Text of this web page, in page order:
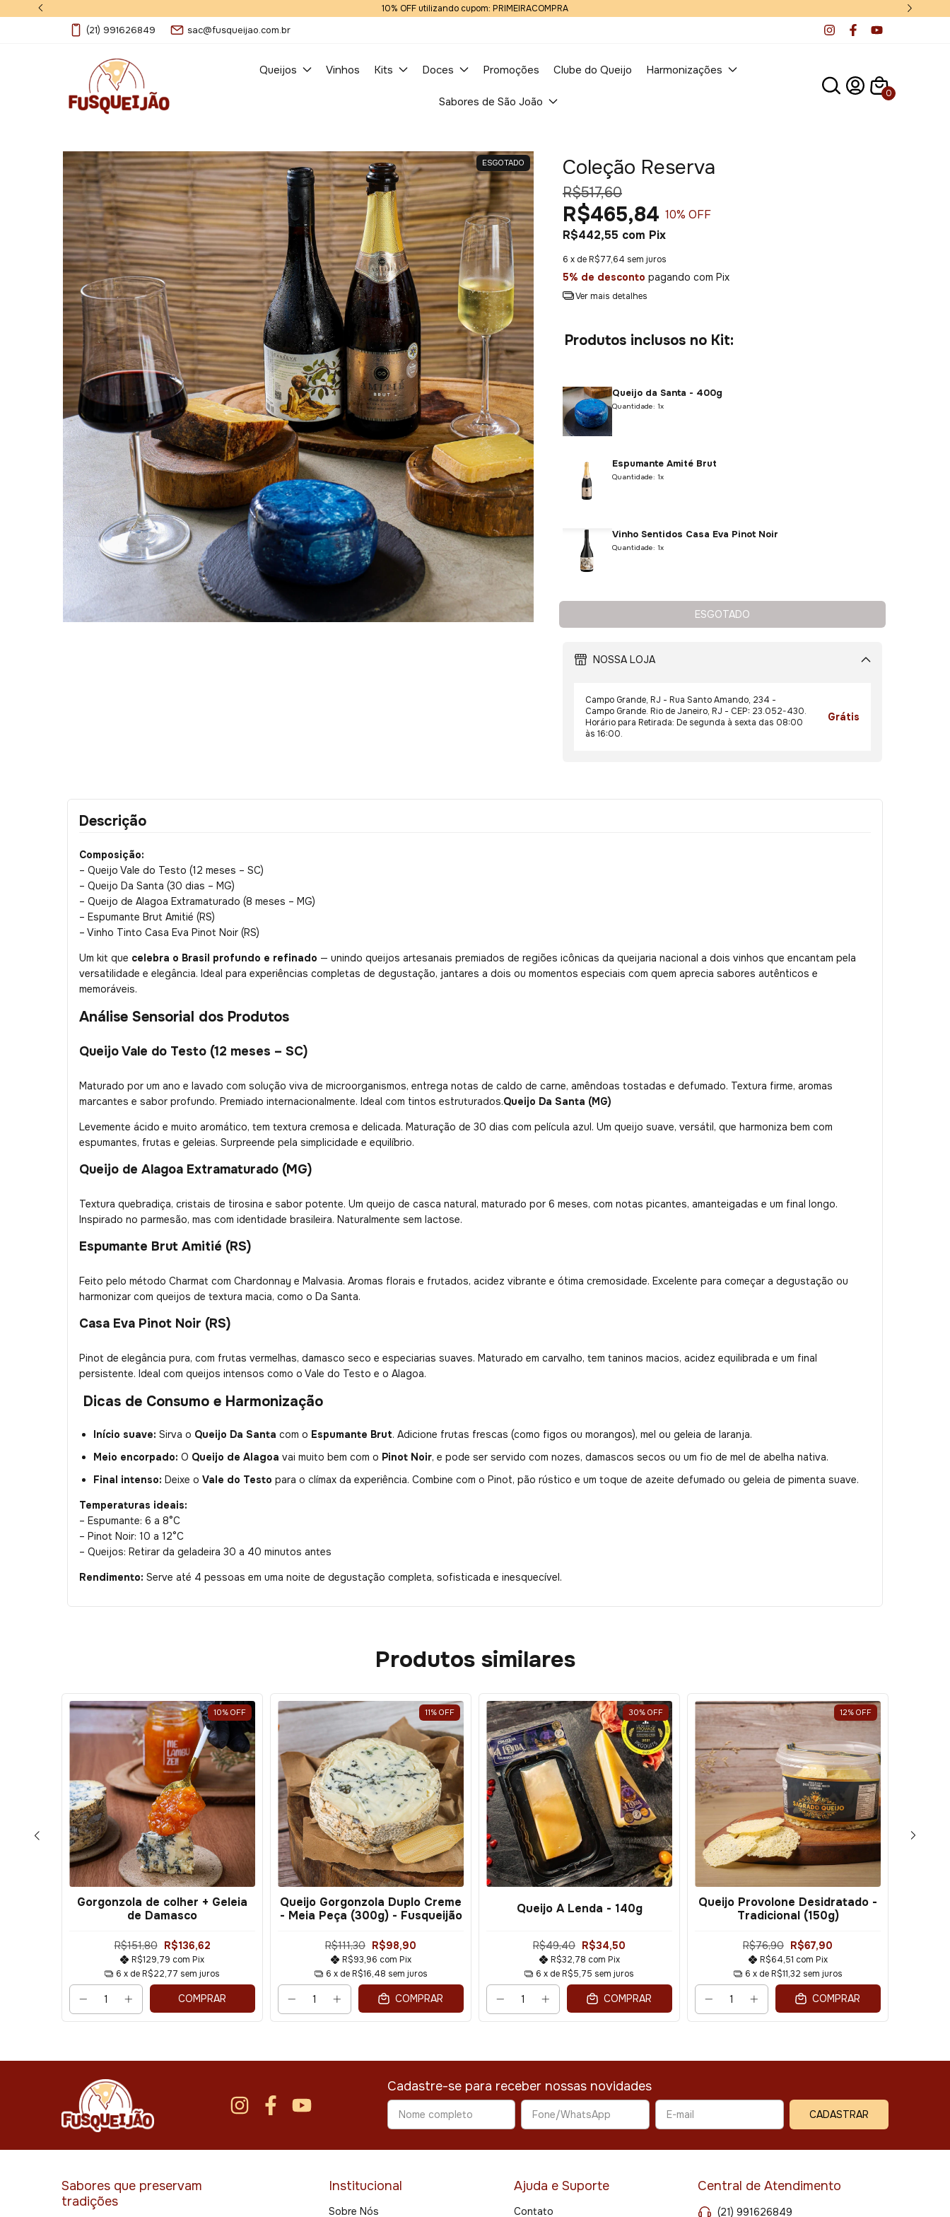
10% OFF utilizando cupom: PRIMEIRACOMPRA
(21) 991626849 sac@fusqueijao.com.br
Queijos Vinhos Kits Doces Promoções Clube do Queijo Harmonizações
Sabores de São João
0
ESGOTADO Coleção Reserva
R$517,60
R$465,84 10% OFF
R$442,55 com Pix
6 x de R$77,64 sem juros
5% de desconto pagando com Pix
Ver mais detalhes
Produtos inclusos no Kit:
Queijo da Santa - 400g
Quantidade: 1x
Espumante Amité Brut
Quantidade: 1x
Vinho Sentidos Casa Eva Pinot Noir
Quantidade: 1x
Queijo de Alagoa Extramaturado
ESGOTADO
NOSSA LOJA
Campo Grande, RJ - Rua Santo Amando, 234 -
Campo Grande. Rio de Janeiro, RJ - CEP: 23.052-430.
Horário para Retirada: De segunda à sexta das 08:00
às 16:00.
Grátis
Descrição
Composição:
– Queijo Vale do Testo (12 meses – SC)
– Queijo Da Santa (30 dias – MG)
– Queijo de Alagoa Extramaturado (8 meses – MG)
– Espumante Brut Amitié (RS)
– Vinho Tinto Casa Eva Pinot Noir (RS)
Um kit que celebra o Brasil profundo e refinado — unindo queijos artesanais premiados de regiões icônicas da queijaria nacional a dois vinhos que encantam pela
versatilidade e elegância. Ideal para experiências completas de degustação, jantares a dois ou momentos especiais com quem aprecia sabores autênticos e
memoráveis.
Análise Sensorial dos Produtos
Queijo Vale do Testo (12 meses – SC)
Maturado por um ano e lavado com solução viva de microorganismos, entrega notas de caldo de carne, amêndoas tostadas e defumado. Textura firme, aromas
marcantes e sabor profundo. Premiado internacionalmente. Ideal com tintos estruturados.Queijo Da Santa (MG)
Levemente ácido e muito aromático, tem textura cremosa e delicada. Maturação de 30 dias com película azul. Um queijo suave, versátil, que harmoniza bem com
espumantes, frutas e geleias. Surpreende pela simplicidade e equilíbrio.
Queijo de Alagoa Extramaturado (MG)
Textura quebradiça, cristais de tirosina e sabor potente. Um queijo de casca natural, maturado por 6 meses, com notas picantes, amanteigadas e um final longo.
Inspirado no parmesão, mas com identidade brasileira. Naturalmente sem lactose.
Espumante Brut Amitié (RS)
Feito pelo método Charmat com Chardonnay e Malvasia. Aromas florais e frutados, acidez vibrante e ótima cremosidade. Excelente para começar a degustação ou
harmonizar com queijos de textura macia, como o Da Santa.
Casa Eva Pinot Noir (RS)
Pinot de elegância pura, com frutas vermelhas, damasco seco e especiarias suaves. Maturado em carvalho, tem taninos macios, acidez equilibrada e um final
persistente. Ideal com queijos intensos como o Vale do Testo e o Alagoa.
Dicas de Consumo e Harmonização
Início suave: Sirva o Queijo Da Santa com o Espumante Brut. Adicione frutas frescas (como figos ou morangos), mel ou geleia de laranja.
Meio encorpado: O Queijo de Alagoa vai muito bem com o Pinot Noir, e pode ser servido com nozes, damascos secos ou um fio de mel de abelha nativa.
Final intenso: Deixe o Vale do Testo para o clímax da experiência. Combine com o Pinot, pão rústico e um toque de azeite defumado ou geleia de pimenta suave.
Temperaturas ideais:
– Espumante: 6 a 8°C
– Pinot Noir: 10 a 12°C
– Queijos: Retirar da geladeira 30 a 40 minutos antes
Rendimento: Serve até 4 pessoas em uma noite de degustação completa, sofisticada e inesquecível.
Produtos similares
10% OFF
Gorgonzola de colher + Geleia
de Damasco
R$151,80 R$136,62
R$129,79 com Pix
6 x de R$22,77 sem juros
COMPRAR
11% OFF
Queijo Gorgonzola Duplo Creme
- Meia Peça (300g) - Fusqueijão
R$111,30 R$98,90
R$93,96 com Pix
6 x de R$16,48 sem juros
COMPRAR
30% OFF
Queijo A Lenda - 140g
R$49,40 R$34,50
R$32,78 com Pix
6 x de R$5,75 sem juros
COMPRAR
12% OFF
Queijo Provolone Desidratado -
Tradicional (150g)
R$76,90 R$67,90
R$64,51 com Pix
6 x de R$11,32 sem juros
COMPRAR
Cadastre-se para receber nossas novidades
Sabores que preservam
tradições
Institucional
Sobre Nós
Ajuda e Suporte
Contato
Central de Atendimento
(21) 991626849